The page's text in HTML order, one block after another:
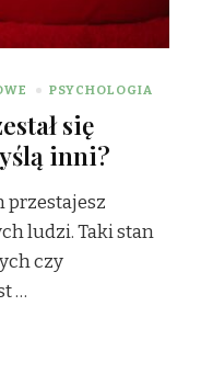
PSYCHOLOGIA
się
inni?
przestajesz
ludzi. Taki stan
czy
…